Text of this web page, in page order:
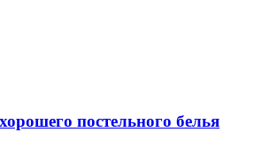
постельного белья